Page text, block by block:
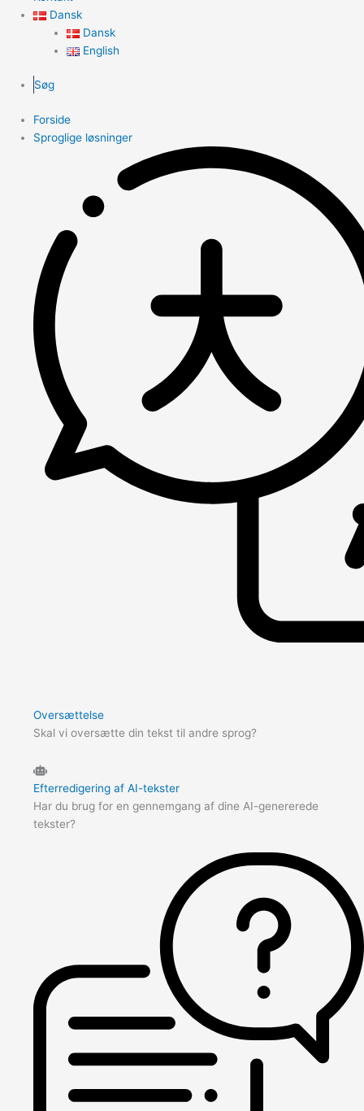
Dansk
Dansk
English
Søg
Forside
Sproglige løsninger
Oversættelse
Skal vi oversætte din tekst til andre sprog?
Efterredigering af AI-tekster
Har du brug for en gennemgang af dine AI-genererede
tekster?